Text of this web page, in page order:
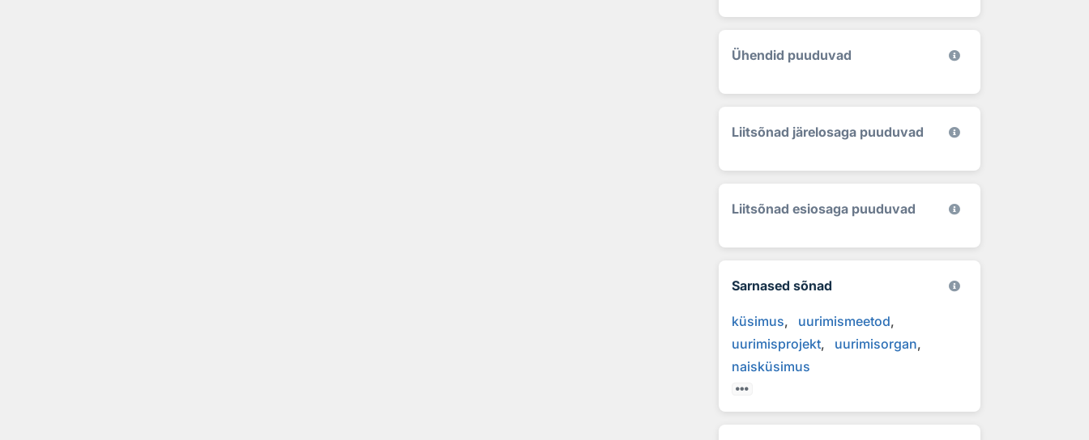
Ühendid puuduvad
Liitsõnad järelosaga puuduvad
Liitsõnad esiosaga puuduvad
Sarnased sõnad
küsimus
uurimismeetod
uurimisprojekt
uurimisorgan
naisküsimus